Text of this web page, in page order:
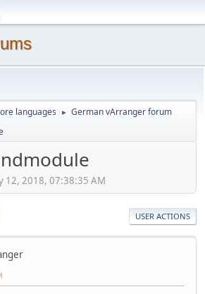
languages ► German vArranger forum
12, 2018, 07:38:35 AM
USER ACTIONS